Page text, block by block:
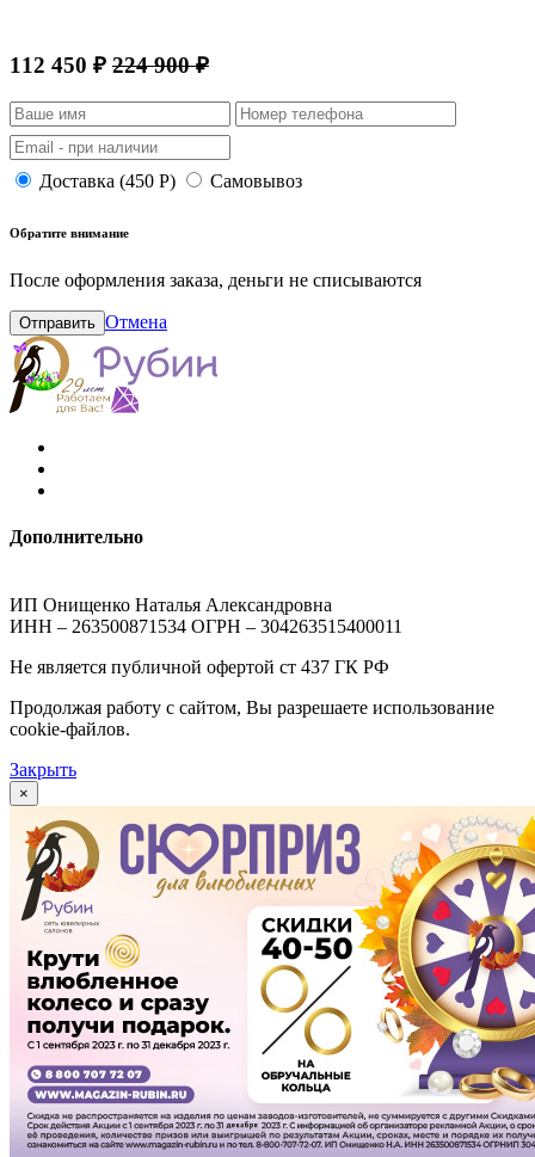
112 450 ₽ 224 900 ₽
Доставка (450 Р) Самовывоз
Обратите внимание
После оформления заказа, деньги не списываются
Отправить Отмена
Дополнительно
ИП Онищенко Наталья Александровна
ИНН – 263500871534 ОГРН – 304263515400011
Не является публичной офертой ст 437 ГК РФ
Продолжая работу с сайтом, Вы разрешаете использование
cookie-файлов.
Закрыть
×